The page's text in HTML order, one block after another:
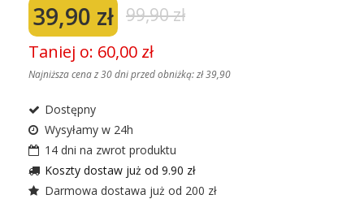
39,90 zł 99,90 zł
Taniej o: 60,00 zł
Najniższa cena z 30 dni przed obniżką:zł 39,90
Dostępny
Wysyłamy w 24h
14 dni na zwrot produktu
Koszty dostaw już od 9.90 zł
Darmowa dostawa już od 200 zł